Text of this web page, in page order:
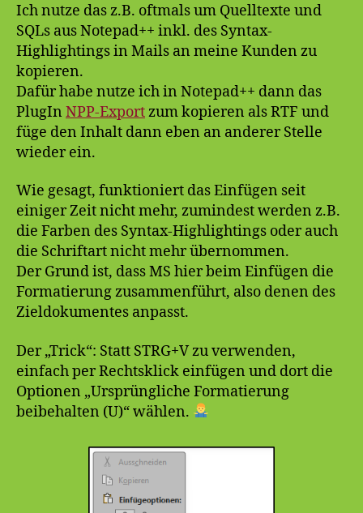
Ich nutze das z.B. oftmals um Quelltexte und
SQLs aus Notepad++ inkl. des Syntax-
Highlightings in Mails an meine Kunden zu
kopieren.
Dafür habe nutze ich in Notepad++ dann das
PlugIn NPP-Exportzum kopieren als RTF und
füge den Inhalt dann eben an anderer Stelle
wieder ein.
Wie gesagt, funktioniert das Einfügen seit
einiger Zeit nicht mehr, zumindest werden z.B.
die Farben des Syntax-Highlightings oder auch
die Schriftart nicht mehr übernommen.
Der Grund ist, dass MS hier beim Einfügen die
Formatierung zusammenführt, also denen des
Zieldokumentes anpasst.
Der „Trick“: Statt STRG+V zu verwenden,
einfach per Rechtsklick einfügen und dort die
Optionen „Ursprüngliche Formatierung
beibehalten (U)“ wählen.